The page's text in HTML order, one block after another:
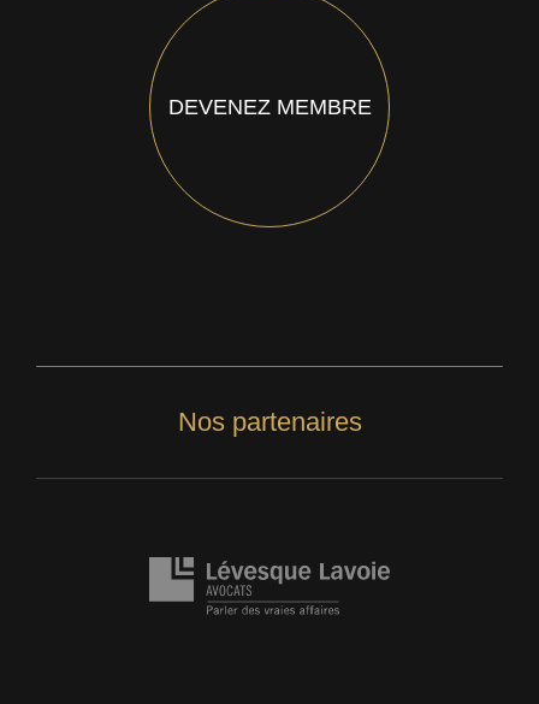
DEVENEZ MEMBRE
Nos partenaires